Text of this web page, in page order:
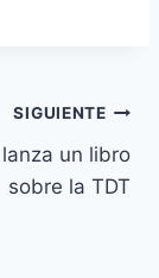
SIGUIENTE
un libro
sobre la TDT